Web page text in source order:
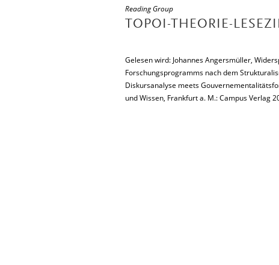
Reading Group
TOPOI-THEORIE-
Gelesen wird: Johannes Angersmüller,
Forschungsprogramms nach dem
Diskursanalyse meets
und Wissen, Frankfurt a. M.: Campus Verlag